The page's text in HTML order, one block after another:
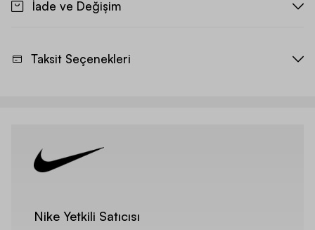
İade ve Değişim
Taksit Seçenekleri
Nike Yetkili Satıcısı